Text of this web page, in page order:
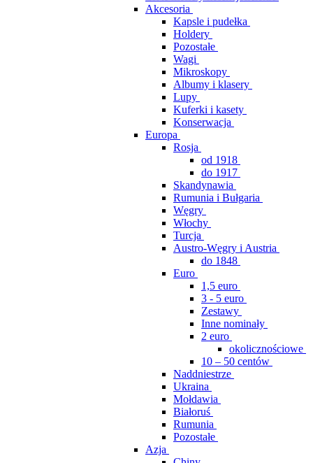
Akcesoria
Kapsle i pudełka
Holdery
Pozostałe
Wagi
Mikroskopy
Albumy i klasery
Lupy
Kuferki i kasety
Konserwacja
Europa
Rosja
od 1918
do 1917
Skandynawia
Rumunia i Bułgaria
Węgry
Włochy
Turcja
Austro-Węgry i Austria
do 1848
Euro
1,5 euro
3 - 5 euro
Zestawy
Inne nominały
2 euro
okolicznościowe
10 – 50 centów
Naddniestrze
Ukraina
Mołdawia
Białoruś
Rumunia
Pozostałe
Azja